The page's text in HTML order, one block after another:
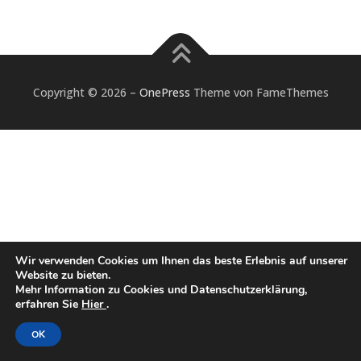
Copyright © 2026 – OnePress Theme von FameThemes
Wir verwenden Cookies um Ihnen das beste Erlebnis auf unserer
Website zu bieten.
Mehr Information zu Cookies und Datenschutzerklärung,
erfahren Sie Hier .
OK